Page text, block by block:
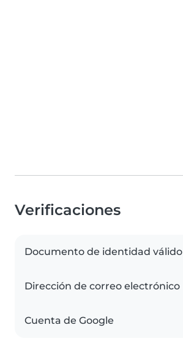
Verificaciones
Documento de identidad válido
Dirección de correo electrónico
Cuenta de Google